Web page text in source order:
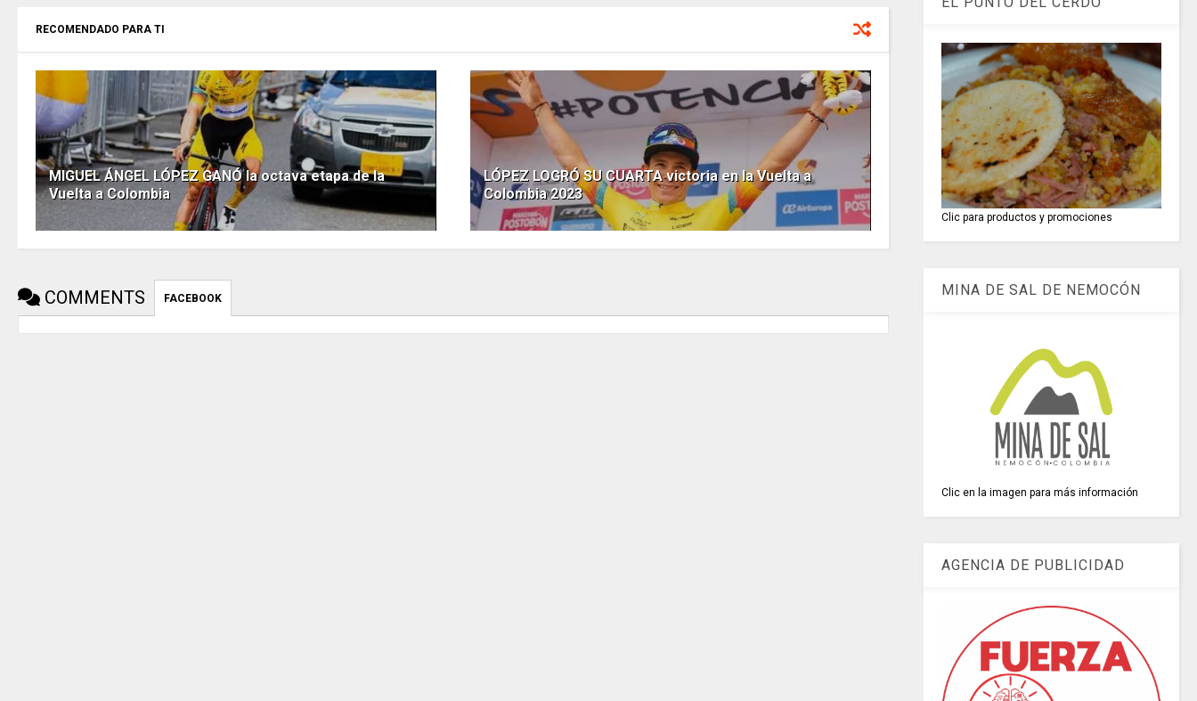
RECOMENDADO PARA TI
MIGUEL ÁNGEL LÓPEZ GANÓ la octava etapa de la
Vuelta a Colombia
LÓPEZ LOGRÓ SU CUARTA victoria en la Vuelta a
Colombia 2023
COMMENTS FACEBOOK
Clic para productos y promociones
MINA DE SAL DE NEMOCÓN
Clic en la imagen para más información
AGENCIA DE PUBLICIDAD